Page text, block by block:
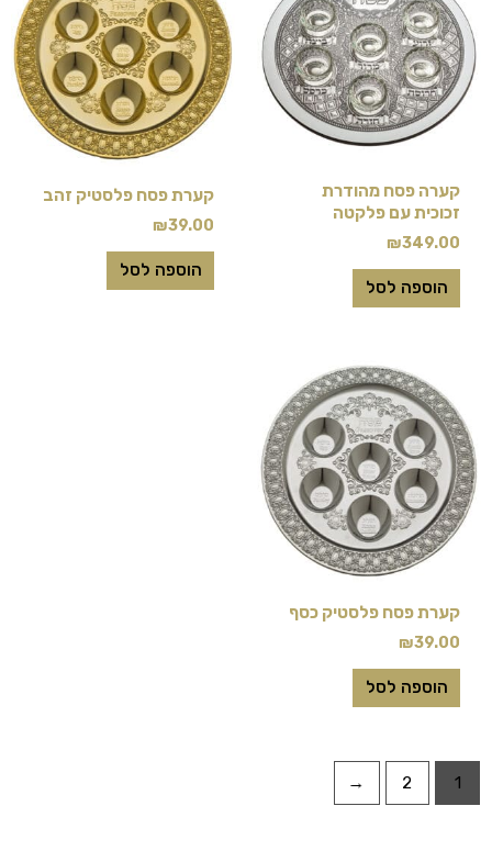
קערה פסח מהודרת
זכוכית עם פלקטה
₪349.00
הוספה לסל
קערת פסח פלסטיק זהב
₪39.00
הוספה לסל
קערת פסח פלסטיק כסף
₪39.00
הוספה לסל
1
2
←